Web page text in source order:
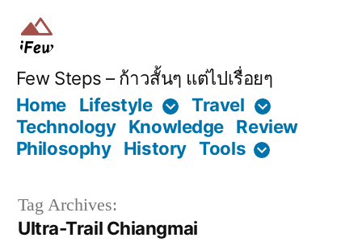
Few Steps – ก้าวสั้นๆ แต่ไปเรื่อยๆ
Home
Lifestyle
Travel
Technology
Knowledge Review
Philosophy
History Tools
Tag Archives:
Ultra-Trail Chiangmai